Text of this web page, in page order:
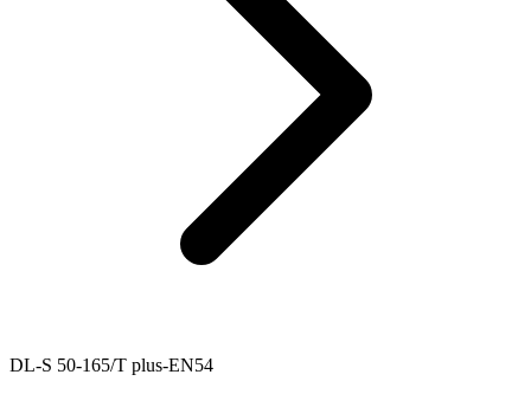
DL-S 50-165/T plus-EN54